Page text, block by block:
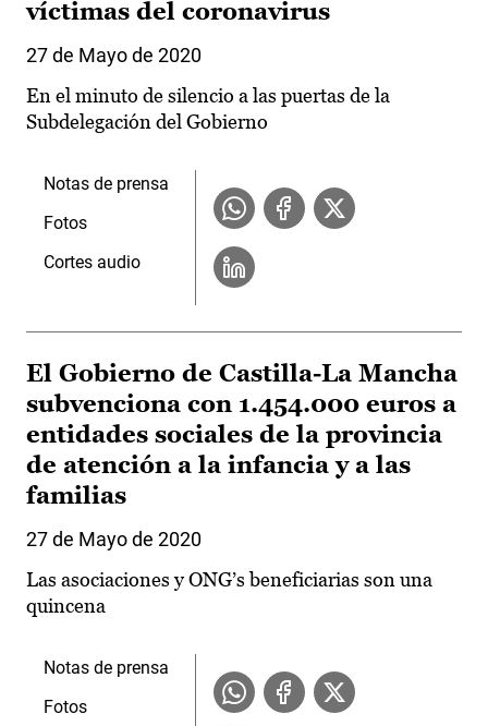
víctimas del coronavirus
27 de Mayo de 2020
En el minuto de silencio a las puertas de la
Subdelegación del Gobierno
Notas de prensa
Fotos
Cortes audio
El Gobierno de Castilla-La Mancha
subvenciona con 1.454.000 euros a
entidades sociales de la provincia
de atención a la infancia y a las
familias
27 de Mayo de 2020
Las asociaciones y ONG’s beneficiarias son una
quincena
Notas de prensa
Fotos